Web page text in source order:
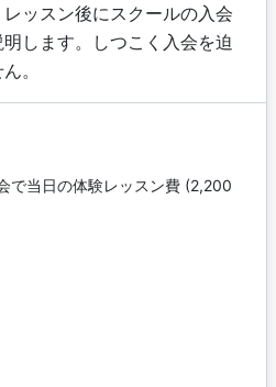
ッスン後にスクールの入会
します。しつこく入会を迫
。
で当日の体験レッスン費 (2,200